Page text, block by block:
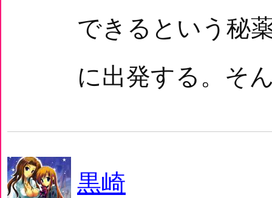
できるという秘
に出発する。そ
黒崎